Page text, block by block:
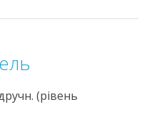
(рівень